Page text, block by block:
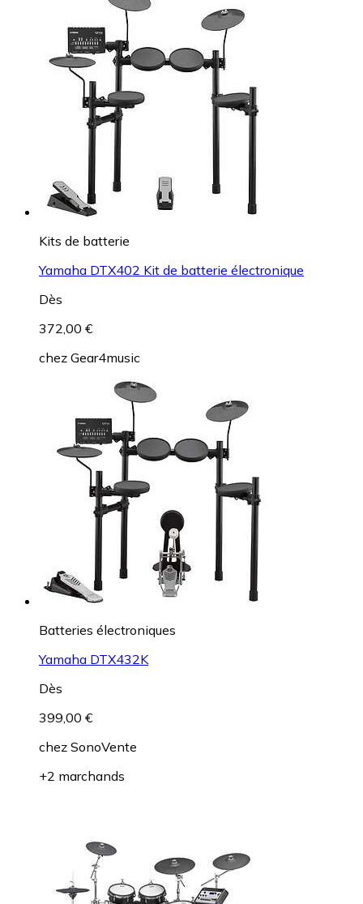
Kits de batterie
Yamaha DTX402 Kit de batterie électronique
Dès
372,00 €
chez Gear4music
Batteries électroniques
Yamaha DTX432K
Dès
399,00 €
chez SonoVente
+2 marchands